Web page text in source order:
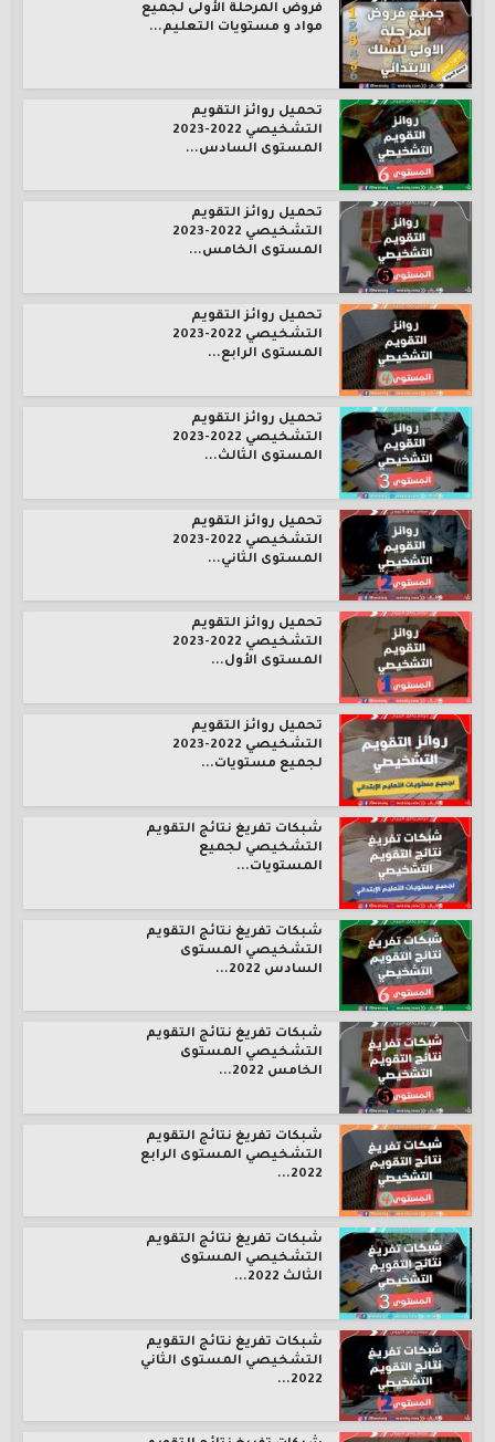
فروض المرحلة الأولى لجميع
مواد و مستويات التعليم...
تحميل روائز التقويم
التشخيصي 2022-2023
المستوى السادس...
تحميل روائز التقويم
التشخيصي 2022-2023
المستوى الخامس...
تحميل روائز التقويم
التشخيصي 2022-2023
المستوى الرابع...
تحميل روائز التقويم
التشخيصي 2022-2023
المستوى الثالث...
تحميل روائز التقويم
التشخيصي 2022-2023
المستوى الثاني...
تحميل روائز التقويم
التشخيصي 2022-2023
المستوى الأول...
تحميل روائز التقويم
التشخيصي 2022-2023
لجميع مستويات...
شبكات تفريغ نتائج التقويم
التشخيصي لجميع
المستويات...
شبكات تفريغ نتائج التقويم
التشخيصي المستوى
السادس 2022...
شبكات تفريغ نتائج التقويم
التشخيصي المستوى
الخامس 2022...
شبكات تفريغ نتائج التقويم
التشخيصي المستوى الرابع
2022...
شبكات تفريغ نتائج التقويم
التشخيصي المستوى
الثالث 2022...
شبكات تفريغ نتائج التقويم
التشخيصي المستوى الثاني
2022...